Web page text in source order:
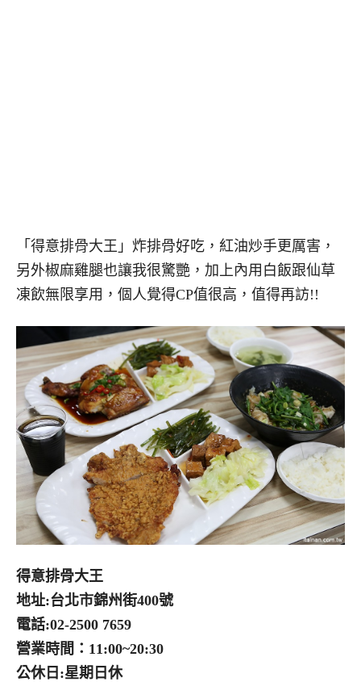
「得意排骨大王」炸排骨好吃，紅油炒手更厲害，
另外椒麻雞腿也讓我很驚艷，加上內用白飯跟仙草
凍飲無限享用，個人覺得CP值很高，值得再訪!!
得意排骨大王
地址:台北市錦州街400號
電話:02-2500 7659
營業時間：11:00~20:30
公休日:星期日休